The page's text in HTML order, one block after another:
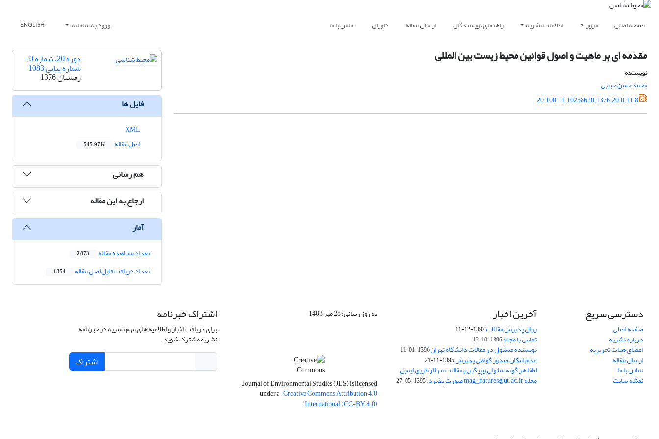
صفحه اصلی مرور اطلاعات نشریه راهنمای نویسندگان ارسال مقاله داوران تماس با ما ورود به سامانه ENGLISH
مقدمه ای بر ماهیت و اصول قوانین محیط زیست بین المللی
نویسنده
محمد حسن حبیبی
20.1001.1.10258620.1376.20.0.11.8
دوره 20، شماره 0 -
شماره پیاپی 1083
زمستان 1376
فایل ها
اصل مقاله
545.97 K
هم رسانی
ارجاع به این مقاله
آمار
تعداد مشاهده مقاله 2,873
تعداد دریافت فایل اصل مقاله 1,354
دسترسی سریع
صفحه اصلی
درباره نشریه
اعضای هیات تحریریه
ارسال مقاله
تماس با ما
نقشه سایت
آخرین اخبار
روال پذیرش مقالات1397-12-11
تماس با مجله1396-10-12
نویسنده مسئول در مقالات دانشگاه تهران1396-01-11
عدم امکان صدور گواهی پذیرش1395-11-21
لطفا هر گونه سئوال و پیگیری مقالات تنها از طریق ایمیل
مجله mag_natures@ut.ac.ir صورت پذیرد. 1395-05-27
به روز رسانی: 28 مهر 1403
Journal of Environmental Studies (JES) is licensed
under a"Creative Commons Attribution 4.0
International (CC-BY 4.0)"
اشتراک خبرنامه
برای دریافت اخبار و اطلاعیه های مهم نشریه در خبرنامه
نشریه مشترک شوید.
اشتراک